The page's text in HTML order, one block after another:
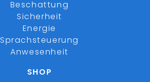
Beschattung
Sicherheit
Energie
Sprachsteuerung
Anwesenheit
SHOP